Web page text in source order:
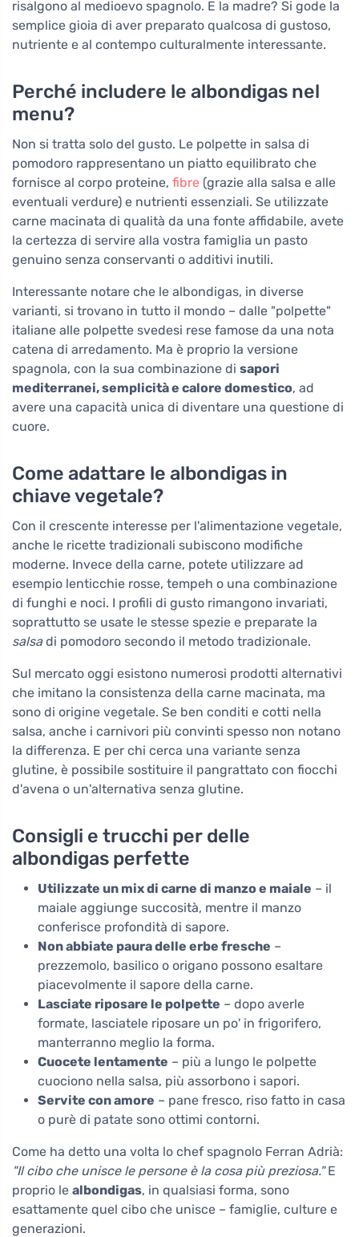
risalgono al medioevo spagnolo. E la madre? Si gode la
semplice gioia di aver preparato qualcosa di gustoso,
nutriente e al contempo culturalmente interessante.
Perché includere le albondigas nel
menu?
Non si tratta solo del gusto. Le polpette in salsa di
pomodoro rappresentano un piatto equilibrato che
fornisce al corpo proteine, fibre (grazie alla salsa e alle
eventuali verdure) e nutrienti essenziali. Se utilizzate
carne macinata di qualità da una fonte affidabile, avete
la certezza di servire alla vostra famiglia un pasto
genuino senza conservanti o additivi inutili.
Interessante notare che le albondigas, in diverse
varianti, si trovano in tutto il mondo – dalle "polpette"
italiane alle polpette svedesi rese famose da una nota
catena di arredamento. Ma è proprio la versione
spagnola, con la sua combinazione di sapori
mediterranei, semplicità e calore domestico, ad
avere una capacità unica di diventare una questione di
cuore.
Come adattare le albondigas in
chiave vegetale?
Con il crescente interesse per l'alimentazione vegetale,
anche le ricette tradizionali subiscono modifiche
moderne. Invece della carne, potete utilizzare ad
esempio lenticchie rosse, tempeh o una combinazione
di funghi e noci. I profili di gusto rimangono invariati,
soprattutto se usate le stesse spezie e preparate la
salsadi pomodoro secondo il metodo tradizionale.
Sul mercato oggi esistono numerosi prodotti alternativi
che imitano la consistenza della carne macinata, ma
sono di origine vegetale. Se ben conditi e cotti nella
salsa, anche i carnivori più convinti spesso non notano
la differenza. E per chi cerca una variante senza
glutine, è possibile sostituire il pangrattato con fiocchi
d'avena o un'alternativa senza glutine.
Consigli e trucchi per delle
albondigas perfette
Utilizzate un mix di carne di manzo e maiale – il
maiale aggiunge succosità, mentre il manzo
conferisce profondità di sapore.
Non abbiate paura delle erbe fresche –
prezzemolo, basilico o origano possono esaltare
piacevolmente il sapore della carne.
Lasciate riposare le polpette – dopo averle
formate, lasciatele riposare un po' in frigorifero,
manterranno meglio la forma.
Cuocete lentamente – più a lungo le polpette
cuociono nella salsa, più assorbono i sapori.
Servite con amore – pane fresco, riso fatto in casa
o purè di patate sono ottimi contorni.
Come ha detto una volta lo chef spagnolo Ferran Adrià:
"Il cibo che unisce le persone è la cosa più preziosa."E
proprio le albondigas, in qualsiasi forma, sono
esattamente quel cibo che unisce – famiglie, culture e
generazioni.